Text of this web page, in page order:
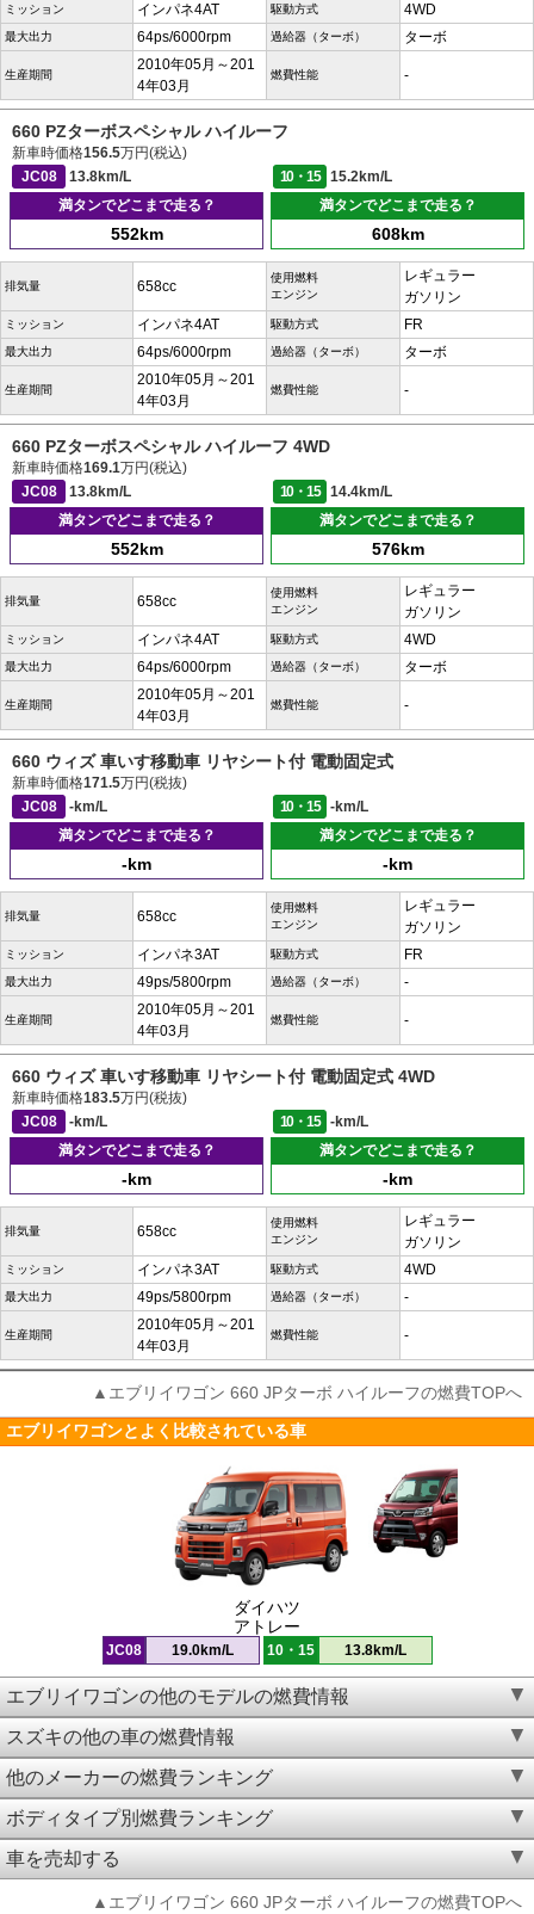
ミッション インパネ4AT 駆動方式 4WD
最大出力 64ps/6000rpm 過給器（ターボ） ターボ
生産期間
2010年05月～201
4年03月
燃費性能 -
660 PZターボスペシャル ハイルーフ
新車時価格156.5万円(税込)
JC08
13.8km/L 10・15
15.2km/L
満タンでどこまで走る？
552km
満タンでどこまで走る？
608km
排気量 658cc
使用燃料
エンジン
レギュラー
ガソリン
ミッション インパネ4AT 駆動方式 FR
最大出力 64ps/6000rpm 過給器（ターボ） ターボ
生産期間
2010年05月～201
4年03月
燃費性能 -
660 PZターボスペシャル ハイルーフ 4WD
新車時価格169.1万円(税込)
JC08
13.8km/L 10・15
14.4km/L
満タンでどこまで走る？
552km
満タンでどこまで走る？
576km
排気量 658cc
使用燃料
エンジン
レギュラー
ガソリン
ミッション インパネ4AT 駆動方式 4WD
最大出力 64ps/6000rpm 過給器（ターボ） ターボ
生産期間
2010年05月～201
4年03月
燃費性能 -
660 ウィズ 車いす移動車 リヤシート付 電動固定式
新車時価格171.5万円(税抜)
JC08
-km/L 10・15
-km/L
満タンでどこまで走る？
-km
満タンでどこまで走る？
-km
排気量 658cc
使用燃料
エンジン
レギュラー
ガソリン
ミッション インパネ3AT 駆動方式 FR
最大出力 49ps/5800rpm 過給器（ターボ） -
生産期間
2010年05月～201
4年03月
燃費性能 -
660 ウィズ 車いす移動車 リヤシート付 電動固定式 4WD
新車時価格183.5万円(税抜)
JC08
-km/L 10・15
-km/L
満タンでどこまで走る？
-km
満タンでどこまで走る？
-km
排気量 658cc
使用燃料
エンジン
レギュラー
ガソリン
ミッション インパネ3AT 駆動方式 4WD
最大出力 49ps/5800rpm 過給器（ターボ） -
生産期間
2010年05月～201
4年03月
燃費性能 -
▲エブリイワゴン 660 JPターボ ハイルーフの燃費TOPへ
エブリイワゴンとよく比較されている車
ダイハツ
アトレー
JC08 19.0km/L 10・15 13.8km/L
エブリイワゴンの他のモデルの燃費情報
スズキの他の車の燃費情報
他のメーカーの燃費ランキング
ボディタイプ別燃費ランキング
車を売却する
▲エブリイワゴン 660 JPターボ ハイルーフの燃費TOPへ